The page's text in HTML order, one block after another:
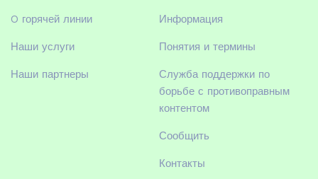
O горячей линии
Наши услуги
Наши партнеры
Информация
Понятия и термины
Служба поддержки по
борьбе с противоправным
контентом
Сообщить
Контакты